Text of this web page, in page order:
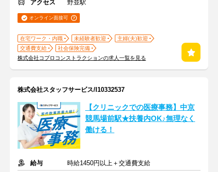
アクセス
野並駅
オンライン面接可
在宅ワーク・内職 未経験者歓迎
主婦(夫)歓迎
交通費支給
社会保険完備
株式会社コプロコンストラクションの求人一覧を見る
株式会社スタッフサービス/I10332537
【クリニックでの医療事務】中京
競馬場前駅★扶養内OK♪無理なく
働ける！
給与
時給1450円以上＋交通費支給